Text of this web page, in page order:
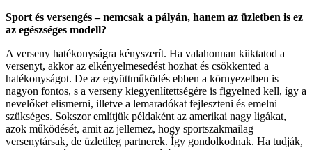
Sport és versengés – nemcsak a pályán, hanem az üzletben is ez
az egészséges modell?
A verseny hatékonyságra kényszerít. Ha valahonnan kiiktatod a
versenyt, akkor az elkényelmesedést hozhat és csökkented a
hatékonyságot. De az együttműködés ebben a környezetben is
nagyon fontos, s a verseny kiegyenlítettségére is figyelned kell, így a
nevelőket elismerni, illetve a lemaradókat fejleszteni és emelni
szükséges. Sokszor említjük példaként az amerikai nagy ligákat,
azok működését, amit az jellemez, hogy sportszakmailag
versenytársak, de üzletileg partnerek. Így gondolkodnak. Ha tudják,